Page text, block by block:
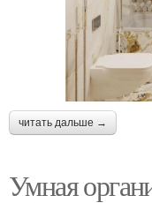
читать дальше →
Умная